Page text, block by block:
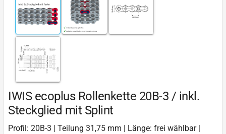
IWIS ecoplus Rollenkette 20B-3 / inkl.
Steckglied mit Splint
Profil: 20B-3 | Teilung 31,75 mm | Länge: frei wählbar |